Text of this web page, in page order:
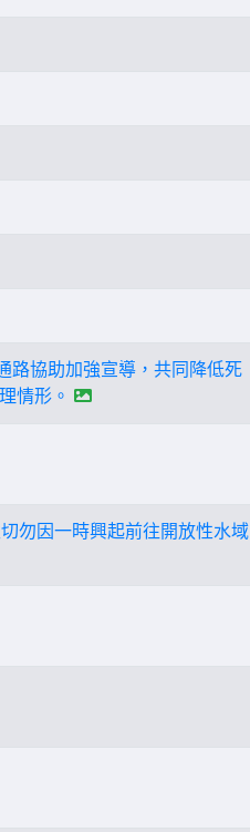
路協助加強宣導，共同降低死
情形。
勿因一時興起前往開放性水域